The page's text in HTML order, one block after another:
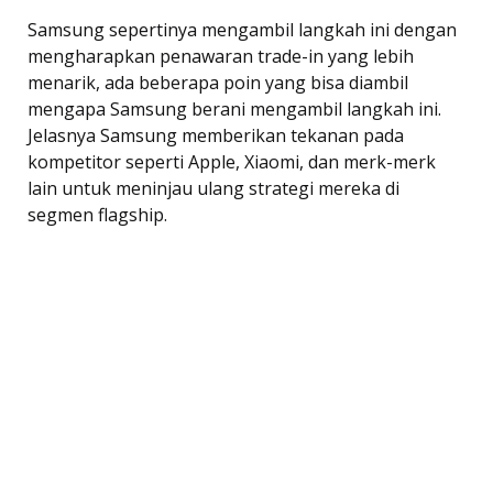
Samsung sepertinya mengambil langkah ini dengan
mengharapkan penawaran trade-in yang lebih
menarik, ada beberapa poin yang bisa diambil
mengapa Samsung berani mengambil langkah ini.
Jelasnya Samsung memberikan tekanan pada
kompetitor seperti Apple, Xiaomi, dan merk-merk
lain untuk meninjau ulang strategi mereka di
segmen flagship.